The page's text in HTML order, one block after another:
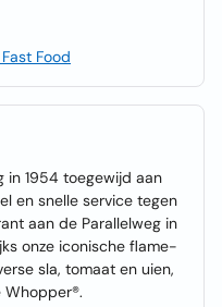
Food
in 1954 toegewijd aan
en snelle service tegen
aan de Parallelweg in
onze iconische flame-
sla, tomaat en uien,